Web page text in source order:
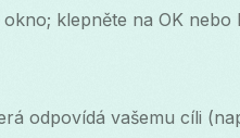
klepněte na OK
odpovídá vašemu cíli